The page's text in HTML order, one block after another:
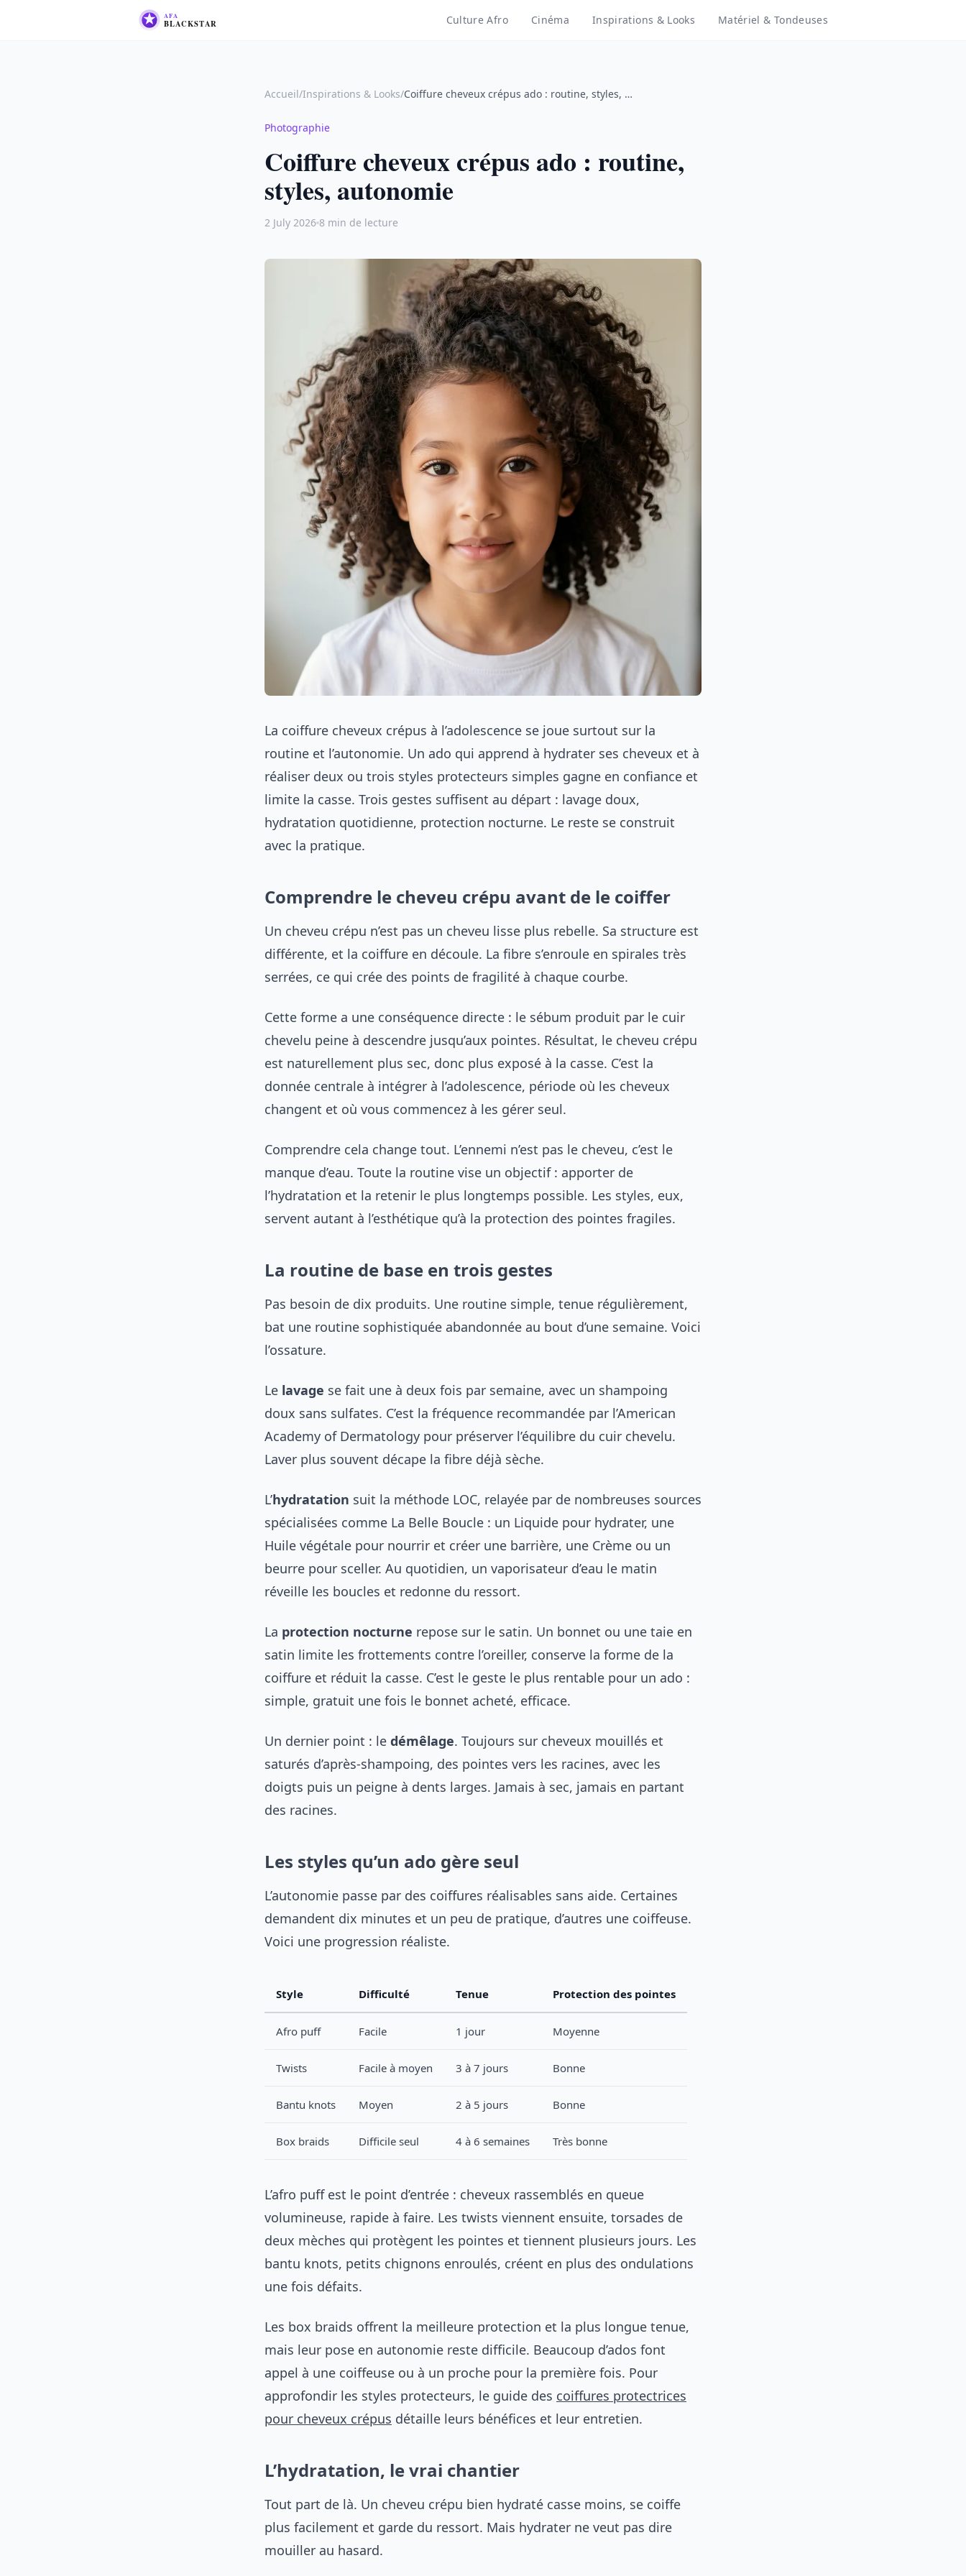
Culture Afro Cinéma Inspirations & Looks Matériel & Tondeuses
Accueil/Inspirations & Looks/Coiffure cheveux crépus ado : routine, styles, …
Photographie
Coiffure cheveux crépus ado : routine,
styles, autonomie
2 July 2026 8 min de lecture
La coiffure cheveux crépus à l’adolescence se joue surtout sur la
routine et l’autonomie. Un ado qui apprend à hydrater ses cheveux et à
réaliser deux ou trois styles protecteurs simples gagne en confiance et
limite la casse. Trois gestes suffisent au départ : lavage doux,
hydratation quotidienne, protection nocturne. Le reste se construit
avec la pratique.
Comprendre le cheveu crépu avant de le coiffer
Un cheveu crépu n’est pas un cheveu lisse plus rebelle. Sa structure est
différente, et la coiffure en découle. La fibre s’enroule en spirales très
serrées, ce qui crée des points de fragilité à chaque courbe.
Cette forme a une conséquence directe : le sébum produit par le cuir
chevelu peine à descendre jusqu’aux pointes. Résultat, le cheveu crépu
est naturellement plus sec, donc plus exposé à la casse. C’est la
donnée centrale à intégrer à l’adolescence, période où les cheveux
changent et où vous commencez à les gérer seul.
Comprendre cela change tout. L’ennemi n’est pas le cheveu, c’est le
manque d’eau. Toute la routine vise un objectif : apporter de
l’hydratation et la retenir le plus longtemps possible. Les styles, eux,
servent autant à l’esthétique qu’à la protection des pointes fragiles.
La routine de base en trois gestes
Pas besoin de dix produits. Une routine simple, tenue régulièrement,
bat une routine sophistiquée abandonnée au bout d’une semaine. Voici
l’ossature.
Le lavage se fait une à deux fois par semaine, avec un shampoing
doux sans sulfates. C’est la fréquence recommandée par l’American
Academy of Dermatology pour préserver l’équilibre du cuir chevelu.
Laver plus souvent décape la fibre déjà sèche.
L’hydratation suit la méthode LOC, relayée par de nombreuses sources
spécialisées comme La Belle Boucle : un Liquide pour hydrater, une
Huile végétale pour nourrir et créer une barrière, une Crème ou un
beurre pour sceller. Au quotidien, un vaporisateur d’eau le matin
réveille les boucles et redonne du ressort.
La protection nocturne repose sur le satin. Un bonnet ou une taie en
satin limite les frottements contre l’oreiller, conserve la forme de la
coiffure et réduit la casse. C’est le geste le plus rentable pour un ado :
simple, gratuit une fois le bonnet acheté, efficace.
Un dernier point : le démêlage. Toujours sur cheveux mouillés et
saturés d’après-shampoing, des pointes vers les racines, avec les
doigts puis un peigne à dents larges. Jamais à sec, jamais en partant
des racines.
Les styles qu’un ado gère seul
L’autonomie passe par des coiffures réalisables sans aide. Certaines
demandent dix minutes et un peu de pratique, d’autres une coiffeuse.
Voici une progression réaliste.
Style Difficulté Tenue Protection des pointes
Afro puff Facile 1 jour Moyenne
Twists Facile à moyen 3 à 7 jours Bonne
Bantu knots Moyen 2 à 5 jours Bonne
Box braids Difficile seul 4 à 6 semaines Très bonne
L’afro puff est le point d’entrée : cheveux rassemblés en queue
volumineuse, rapide à faire. Les twists viennent ensuite, torsades de
deux mèches qui protègent les pointes et tiennent plusieurs jours. Les
bantu knots, petits chignons enroulés, créent en plus des ondulations
une fois défaits.
Les box braids offrent la meilleure protection et la plus longue tenue,
mais leur pose en autonomie reste difficile. Beaucoup d’ados font
appel à une coiffeuse ou à un proche pour la première fois. Pour
approfondir les styles protecteurs, le guide des coiffures protectrices
pour cheveux crépus détaille leurs bénéfices et leur entretien.
L’hydratation, le vrai chantier
Tout part de là. Un cheveu crépu bien hydraté casse moins, se coiffe
plus facilement et garde du ressort. Mais hydrater ne veut pas dire
mouiller au hasard.